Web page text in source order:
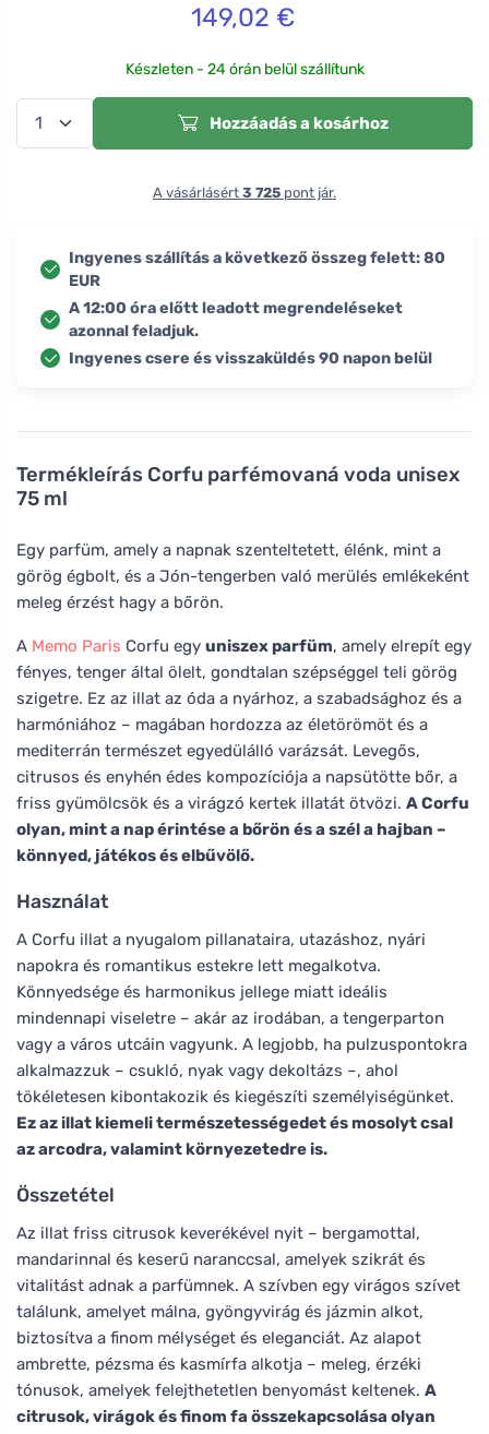
Termékleírás Corfu parfémovaná voda unisex
75 ml
Egy parfüm, amely a napnak szenteltetett, élénk, mint a
görög égbolt, és a Jón-tengerben való merülés emlékeként
meleg érzést hagy a bőrön.
A Memo Paris Corfu egy uniszex parfüm, amely elrepít egy
fényes, tenger által ölelt, gondtalan szépséggel teli görög
szigetre. Ez az illat az óda a nyárhoz, a szabadsághoz és a
harmóniához – magában hordozza az életörömöt és a
mediterrán természet egyedülálló varázsát. Levegős,
citrusos és enyhén édes kompozíciója a napsütötte bőr, a
friss gyümölcsök és a virágzó kertek illatát ötvözi. A Corfu
olyan, mint a nap érintése a bőrön és a szél a hajban –
könnyed, játékos és elbűvölő.
Használat
A Corfu illat a nyugalom pillanataira, utazáshoz, nyári
napokra és romantikus estekre lett megalkotva.
Könnyedsége és harmonikus jellege miatt ideális
mindennapi viseletre – akár az irodában, a tengerparton
vagy a város utcáin vagyunk. A legjobb, ha pulzuspontokra
alkalmazzuk – csukló, nyak vagy dekoltázs –, ahol
tökéletesen kibontakozik és kiegészíti személyiségünket.
Ez az illat kiemeli természetességedet és mosolyt csal
az arcodra, valamint környezetedre is.
Összetétel
Az illat friss citrusok keverékével nyit – bergamottal,
mandarinnal és keserű naranccsal, amelyek szikrát és
vitalitást adnak a parfümnek. A szívben egy virágos szívet
találunk, amelyet málna, gyöngyvirág és jázmin alkot,
biztosítva a finom mélységet és eleganciát. Az alapot
ambrette, pézsma és kasmírfa alkotja – meleg, érzéki
tónusok, amelyek felejthetetlen benyomást keltenek. A
citrusok, virágok és finom fa összekapcsolása olyan
149,02 €
Készleten - 24 órán belül szállítunk
Hozzáadás a kosárhoz
A vásárlásért 3 725 pont jár.
Ingyenes szállítás a következő összeg felett: 80
EUR
A 12:00 óra előtt leadott megrendeléseket
azonnal feladjuk.
Ingyenes csere és visszaküldés 90 napon belül